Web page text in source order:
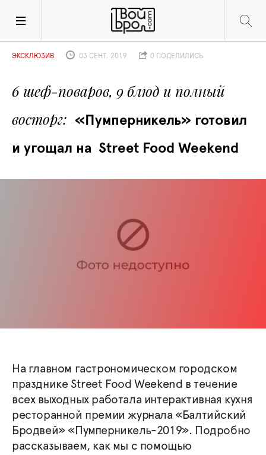
6 шеф-поваров, 9 блюд и полный
восторг
«Пумперникель» готовил
и угощал на  Street Food Weekend
ЭКСКЛЮЗИВ 03 СЕНТ. 2019 0 ПОДЕЛИЛИСЬ
На главном гастрономическом городском
празднике Street Food Weekend в течение
всех выходных работала интерактивная кухня
ресторанной премии журнала «Балтийский
Бродвей» «Пумперникель-2019». Подробно
рассказываем, как мы с помощью